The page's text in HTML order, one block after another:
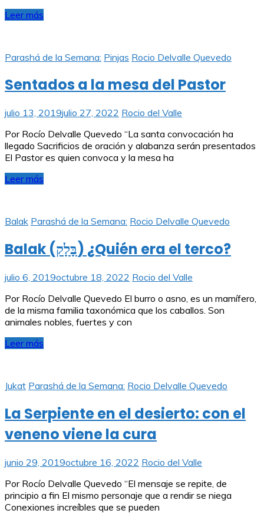
Leer más
Parashá de la Semana: Pinjas Rocio Delvalle Quevedo
Sentados a la mesa del Pastor
julio 13, 2019julio 27, 2022 Rocio del Valle
Por Rocío Delvalle Quevedo “La santa convocación ha
llegado Sacrificios de oración y alabanza serán presentados
El Pastor es quien convoca y la mesa ha
Leer más
Balak Parashá de la Semana: Rocio Delvalle Quevedo
Balak (בָּלָק) ¿Quién era el terco?
julio 6, 2019octubre 18, 2022 Rocio del Valle
Por Rocío Delvalle Quevedo El burro o asno, es un mamífero,
de la misma familia taxonómica que los caballos. Son
animales nobles, fuertes y con
Leer más
Jukat Parashá de la Semana: Rocio Delvalle Quevedo
La Serpiente en el desierto: con el
veneno viene la cura
junio 29, 2019octubre 16, 2022 Rocio del Valle
Por Rocío Delvalle Quevedo “El mensaje se repite, de
principio a fin El mismo personaje que a rendir se niega
Conexiones increíbles que se pueden